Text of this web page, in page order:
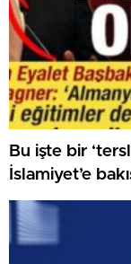
Bu işte bir
İslamiyet’e